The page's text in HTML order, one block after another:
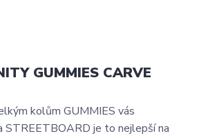
GUMMIES CARVE
kolům GUMMIES vás
STREETBOARD je to nejlepší na